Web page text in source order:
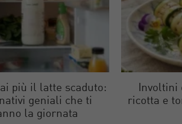
più il latte scaduto:
geniali che ti
la giornata
Involtini
ricotta e